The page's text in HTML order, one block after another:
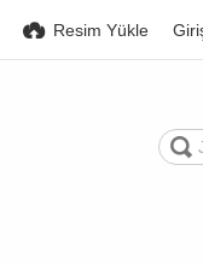
Resim Yükle